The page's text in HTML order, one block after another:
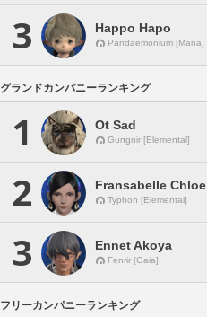
3 Happo Hapo
Pandaemonium [Mana]
グランドカンパニーランキング
1 Ot Sad
Gungnir [Elemental]
2 Fransabelle Chloe
Typhon [Elemental]
3 Ennet Akoya
Fenrir [Gaia]
フリーカンパニーランキング